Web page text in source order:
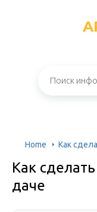
Home Как
Как
даче